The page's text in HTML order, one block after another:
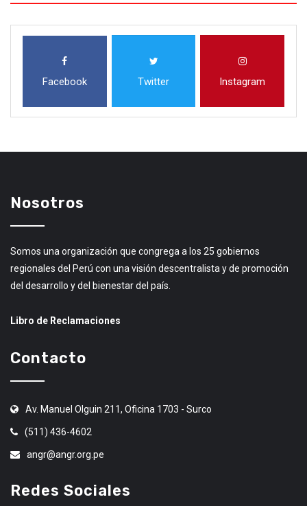
Facebook Twitter Instagram
Nosotros
Somos una organización que congrega a los 25 gobiernos
regionales del Perú con una visión descentralista y de promoción
del desarrollo y del bienestar del país.
Libro de Reclamaciones
Contacto
Av. Manuel Olguin 211, Oficina 1703 - Surco
(511) 436-4602
angr@angr.org.pe
Redes Sociales